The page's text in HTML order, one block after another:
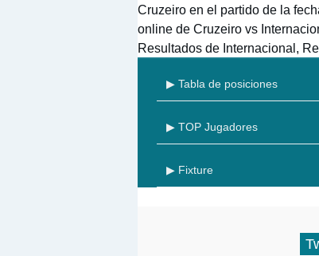
Cruzeiro en el partido de la
online de Cruzeiro vs
Resultados de Internacional,
▶ Tabla de posiciones
▶ TOP Jugadores
▶ Fixture